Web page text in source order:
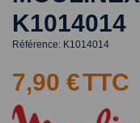
K1014014
Référence: K1014014
7,90 €TTC